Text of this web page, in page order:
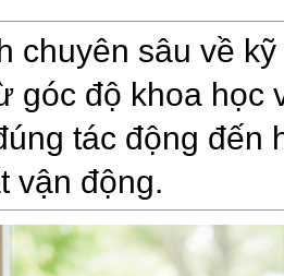
chuyên sâu về
góc độ khoa học
tác động đến
vận động.